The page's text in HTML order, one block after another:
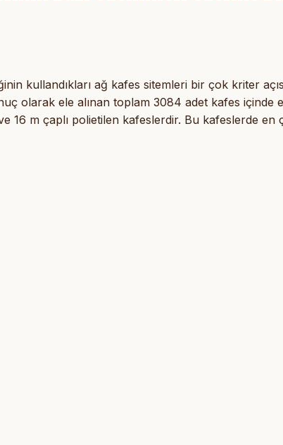
kullandıkları ağ kafes sitemleri bir çok kriter
olarak ele alınan toplam 3084 adet kafes içinde
16 m çaplı polietilen kafeslerdir. Bu kafeslerde en